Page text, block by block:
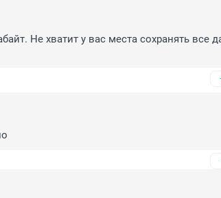
Не хватит у вас места сохранять все